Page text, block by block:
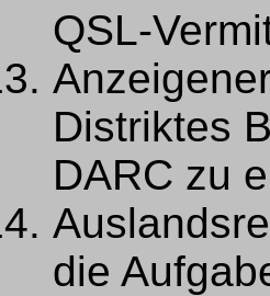
QSL-
Distriktes
DARC zu
die